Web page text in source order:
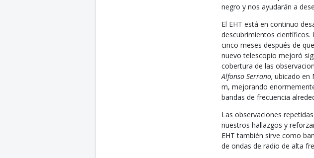
negro y nos ayudarán a
El EHT está en continuo
descubrimientos científicos.
cinco meses después de
nuevo telescopio mejoró
cobertura de las
Alfonso Serrano,ubicado en
m, mejorando
bandas de frecuencia
Las observaciones
nuestros hallazgos y
EHT también sirve como
de ondas de radio de alta